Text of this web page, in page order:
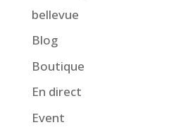
bellevue
Blog
Boutique
En direct
Event